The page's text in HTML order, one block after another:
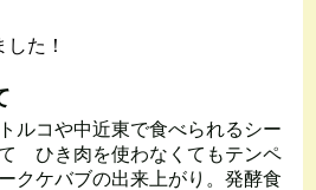
た！
ルコや中近東で食べられるシー
ひき肉を使わなくてもテンペ
クケバブの出来上がり。発酵食